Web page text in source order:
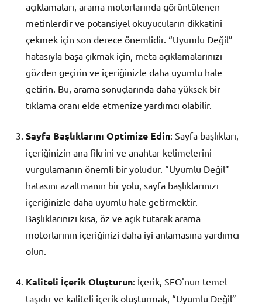
açıklamaları, arama motorlarında görüntülenen
metinlerdir ve potansiyel okuyucuların dikkatini
çekmek için son derece önemlidir. “Uyumlu Değil”
hatasıyla başa çıkmak için, meta açıklamalarınızı
gözden geçirin ve içeriğinizle daha uyumlu hale
getirin. Bu, arama sonuçlarında daha yüksek bir
tıklama oranı elde etmenize yardımcı olabilir.
Sayfa Başlıklarını Optimize Edin: Sayfa başlıkları,
içeriğinizin ana fikrini ve anahtar kelimelerini
vurgulamanın önemli bir yoludur. “Uyumlu Değil”
hatasını azaltmanın bir yolu, sayfa başlıklarınızı
içeriğinizle daha uyumlu hale getirmektir.
Başlıklarınızı kısa, öz ve açık tutarak arama
motorlarının içeriğinizi daha iyi anlamasına yardımcı
olun.
Kaliteli İçerik Oluşturun: İçerik, SEO'nun temel
taşıdır ve kaliteli içerik oluşturmak, “Uyumlu Değil”